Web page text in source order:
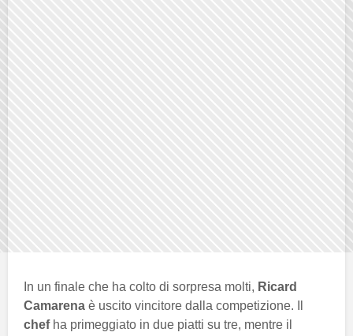
In un finale che ha colto di sorpresa molti, Ricard
Camarena è uscito vincitore dalla competizione. Il
chefha primeggiato in due piatti su tre, mentre il